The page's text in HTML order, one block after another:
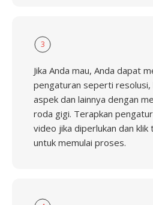
3
Jika Anda mau, Anda dapat
pengaturan seperti resolusi,
aspek dan lainnya dengan
roda gigi. Terapkan
video jika diperlukan dan
untuk memulai proses.